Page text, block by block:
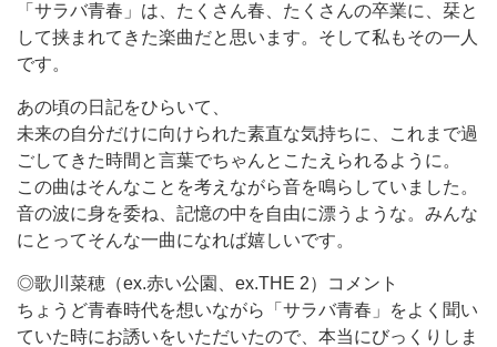
「サラバ青春」は、たくさん春、たくさんの卒業に、栞と
して挟まれてきた楽曲だと思います。そして私もその一人
です。
あの頃の日記をひらいて、
未来の自分だけに向けられた素直な気持ちに、これまで過
ごしてきた時間と言葉でちゃんとこたえられるように。
この曲はそんなことを考えながら音を鳴らしていました。
音の波に身を委ね、記憶の中を自由に漂うような。みんな
にとってそんな一曲になれば嬉しいです。
◎歌川菜穂（ex.赤い公園、ex.THE 2）コメント
ちょうど青春時代を想いながら「サラバ青春」をよく聞い
ていた時にお誘いをいただいたので、本当にびっくりしま